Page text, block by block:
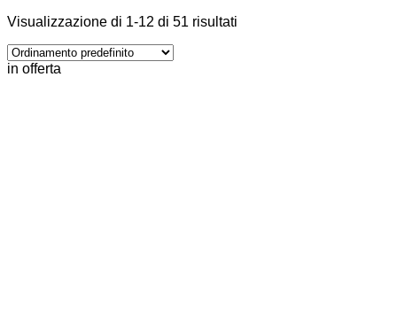
Visualizzazione di 1-12 di 51 risultati
in offerta